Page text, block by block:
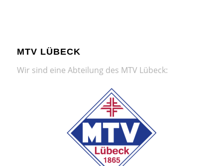
MTV LÜBECK
Wir sind eine Abteilung des MTV Lübeck: